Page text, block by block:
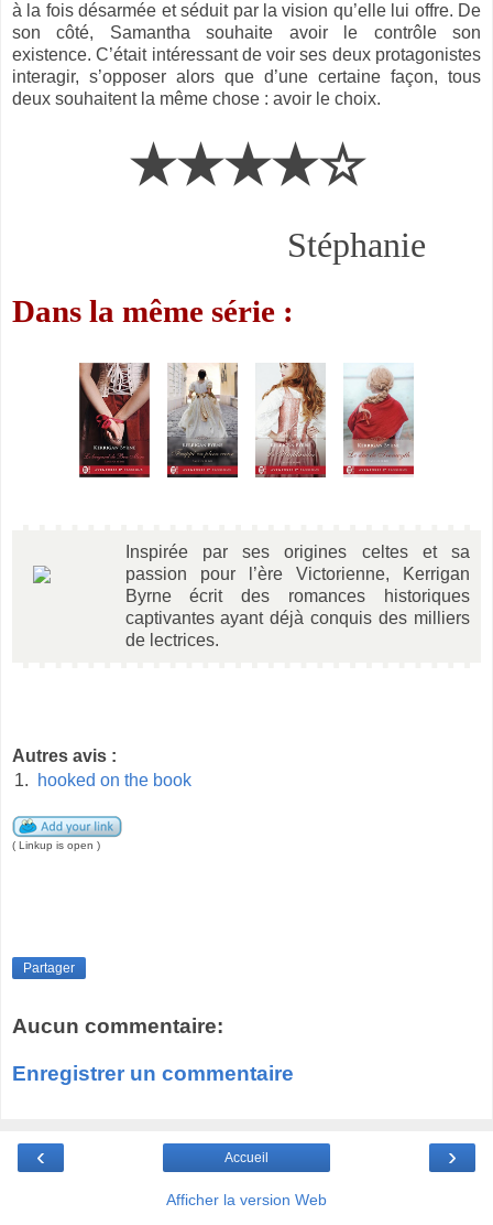
à la fois désarmée et séduit par la vision qu’elle lui offre. De
son côté, Samantha souhaite avoir le contrôle son
existence. C’était intéressant de voir ses deux protagonistes
interagir, s’opposer alors que d’une certaine façon, tous
deux souhaitent la même chose : avoir le choix.
★★★★☆
Stéphanie
Dans la même série :
Inspirée par ses origines celtes et sa
passion pour l’ère Victorienne, Kerrigan
Byrne écrit des romances historiques
captivantes ayant déjà conquis des milliers
de lectrices.
Autres avis :
1.
hooked on the book
( Linkup is open )
Partager
Aucun commentaire:
Enregistrer un commentaire
‹ ›
Accueil
Afficher la version Web